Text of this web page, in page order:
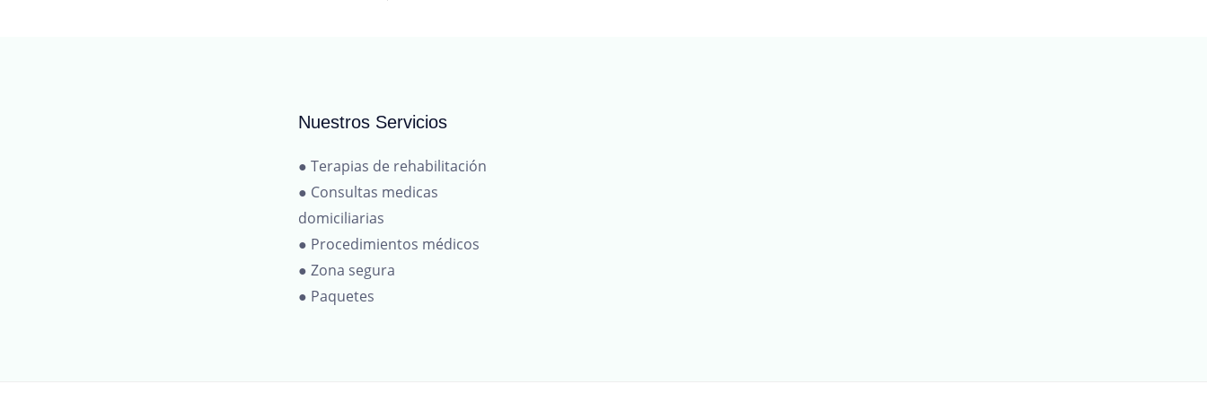
Nuestros Servicios
● Terapias de rehabilitación
● Consultas medicas
domiciliarias
● Procedimientos médicos
● Zona segura
● Paquetes